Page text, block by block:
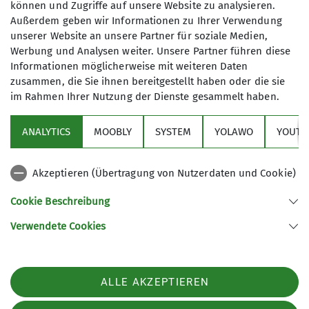
aus Mitgliedern mit den
unterschiedlichsten Vorerfahrungen:
So gibt es Mitglieder, die bisher
lediglich in Hallen oder im
Landschaftspark geklettert sind, aber
auch Bergsteiger, die bereits viele
leichte Hochtouren gemacht haben,
aber auch solche, die bereits
schwierige oder extreme Alpentouren
gemeistert haben. Die Gruppe setzt
jungen (U25) und älteren (Ü60) DAV-
Mitgliedern zusammen. Allen
Unternehmungen.
Auf unseren bisherigen Treffen wurde
9€ / Nacht
Sektion
Service
Sektion Duisburg des Deutschen Alpenvereins e.V.
Telefon +49203428120
können und Zugriffe auf unsere Website zu analysieren.
Außerdem geben wir Informationen zu Ihrer Verwendung
unserer Website an unsere Partner für soziale Medien,
Werbung und Analysen weiter. Unsere Partner führen diese
Informationen möglicherweise mit weiteren Daten
zusammen, die Sie ihnen bereitgestellt haben oder die sie
im Rahmen Ihrer Nutzung der Dienste gesammelt haben.
ANALYTICS MOOBLY SYSTEM YOLAWO
Akzeptieren (Übertragung von Nutzerdaten und Cookie)
Cookie Beschreibung
Verwendete Cookies
ALLE AKZEPTIEREN